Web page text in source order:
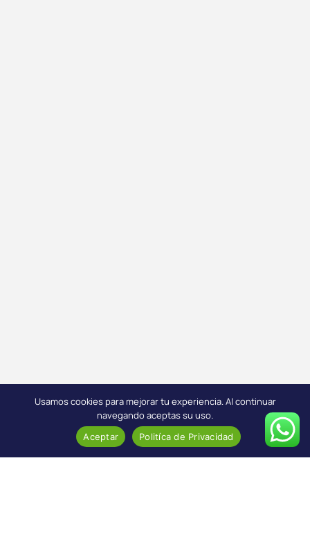
Usamos cookies para mejorar tu experiencia. Al continuar
navegando aceptas su uso.
Aceptar Politíca de Privacidad